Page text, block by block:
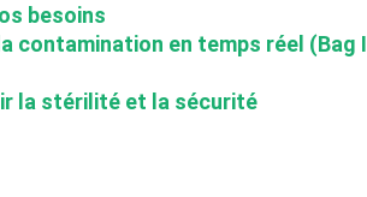
besoins
en temps réel (Bag
la stérilité et la sécurité